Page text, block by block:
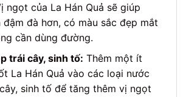
ngọt của La Hán Quả sẽ giúp
đậm đà hơn, có màu sắc đẹp mắt
cần dùng đường.
trái cây, sinh tố: Thêm một ít
La Hán Quả vào các loại nước
sinh tố để tăng thêm vị ngọt